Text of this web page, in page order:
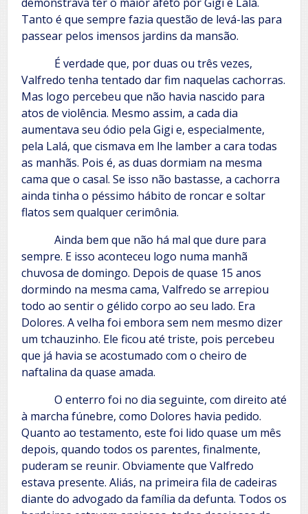
Tanto é que sempre fazia questão de levá-las para
passear pelos imensos jardins da mansão.
É verdade que, por duas ou três vezes,
Valfredo tenha tentado dar fim naquelas cachorras.
Mas logo percebeu que não havia nascido para
atos de violência. Mesmo assim, a cada dia
aumentava seu ódio pela Gigi e, especialmente,
pela Lalá, que cismava em lhe lamber a cara todas
as manhãs. Pois é, as duas dormiam na mesma
cama que o casal. Se isso não bastasse, a cachorra
ainda tinha o péssimo hábito de roncar e soltar
flatos sem qualquer cerimônia.
Ainda bem que não há mal que dure para
sempre. E isso aconteceu logo numa manhã
chuvosa de domingo. Depois de quase 15 anos
dormindo na mesma cama, Valfredo se arrepiou
todo ao sentir o gélido corpo ao seu lado. Era
Dolores. A velha foi embora sem nem mesmo dizer
um tchauzinho. Ele ficou até triste, pois percebeu
que já havia se acostumado com o cheiro de
naftalina da quase amada.
O enterro foi no dia seguinte, com direito até
à marcha fúnebre, como Dolores havia pedido.
Quanto ao testamento, este foi lido quase um mês
depois, quando todos os parentes, finalmente,
puderam se reunir. Obviamente que Valfredo
estava presente. Aliás, na primeira fila de cadeiras
diante do advogado da família da defunta. Todos os